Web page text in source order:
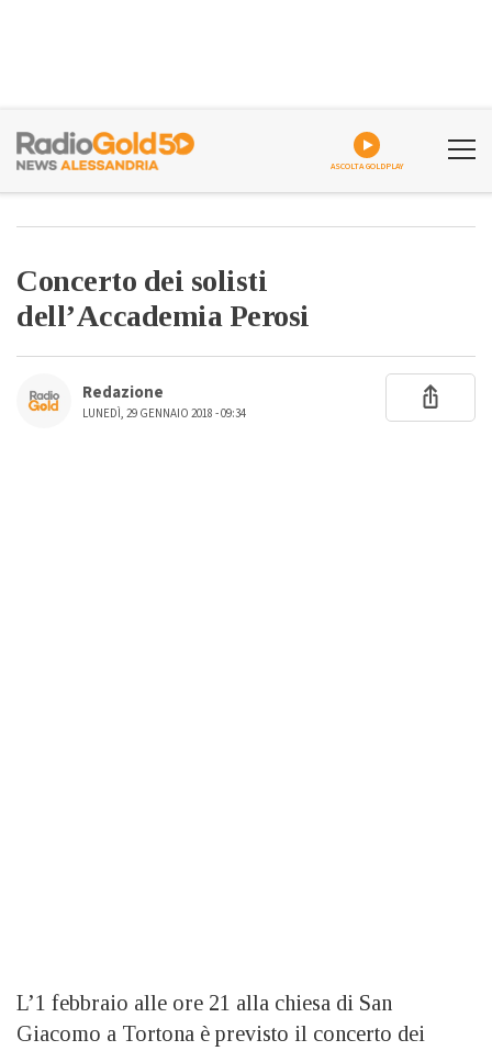
ASCOLTA GOLDPLAY
Concerto dei solisti
dell’Accademia Perosi
Redazione
LUNEDÌ, 29 GENNAIO 2018 - 09:34
L’1 febbraio alle ore 21 alla chiesa di San
Giacomo a Tortona è previsto il concerto dei